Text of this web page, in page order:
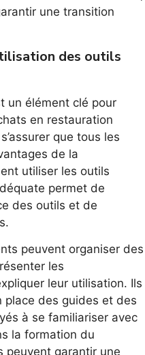
une transition
des outils
un élément clé pour
en restauration
que tous les
de la
utiliser les outils
permet de
des outils et de
peuvent organiser des
les
leur utilisation. Ils
place des guides et des
à se familiariser avec
la formation du
peuvent garantir une